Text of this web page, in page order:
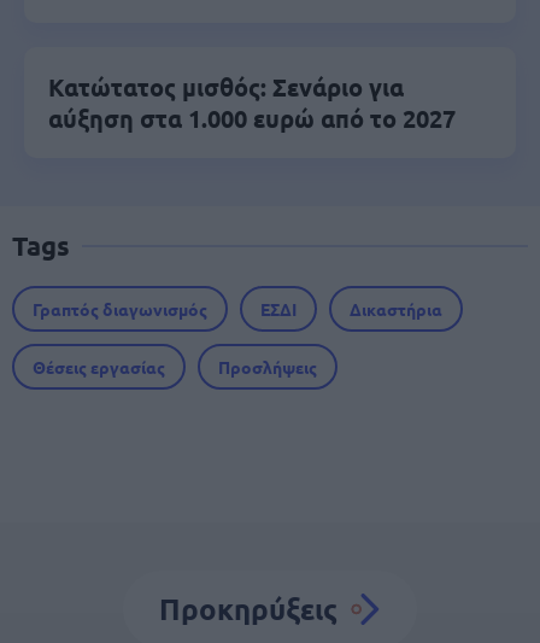
Κατώτατος μισθός: Σενάριο για
αύξηση στα 1.000 ευρώ από το 2027
Tags
Γραπτός διαγωνισμός ΕΣΔΙ Δικαστήρια
Θέσεις εργασίας Προσλήψεις
Προκηρύξεις